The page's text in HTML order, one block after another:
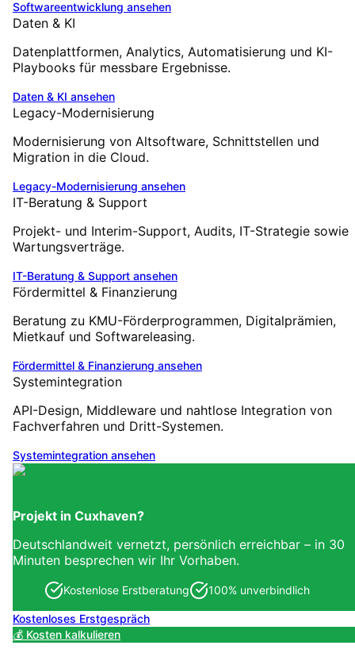
Softwareentwicklung ansehen
Daten & KI
Datenplattformen, Analytics, Automatisierung und KI-
Playbooks für messbare Ergebnisse.
Daten & KI ansehen
Legacy-Modernisierung
Modernisierung von Altsoftware, Schnittstellen und
Migration in die Cloud.
Legacy-Modernisierung ansehen
IT-Beratung & Support
Projekt- und Interim-Support, Audits, IT-Strategie sowie
Wartungsverträge.
IT-Beratung & Support ansehen
Fördermittel & Finanzierung
Beratung zu KMU-Förderprogrammen, Digitalprämien,
Mietkauf und Softwareleasing.
Fördermittel & Finanzierung ansehen
Systemintegration
API-Design, Middleware und nahtlose Integration von
Fachverfahren und Dritt-Systemen.
Systemintegration ansehen
Projekt in Cuxhaven?
Deutschlandweit vernetzt, persönlich erreichbar – in 30
Minuten besprechen wir Ihr Vorhaben.
Kostenlose Erstberatung 100% unverbindlich
Kostenloses Erstgespräch
💰 Kosten kalkulieren